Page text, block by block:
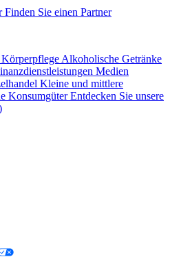
Finden Sie einen Partner
Alkoholische Getränke
Medien
Kleine und mittlere
Konsumgüter Entdecken Sie unsere